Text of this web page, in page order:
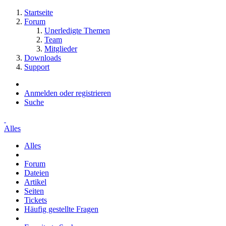
Startseite
Forum
Unerledigte Themen
Team
Mitglieder
Downloads
Support
Anmelden oder registrieren
Suche
Alles
Alles
Forum
Dateien
Artikel
Seiten
Tickets
Häufig gestellte Fragen